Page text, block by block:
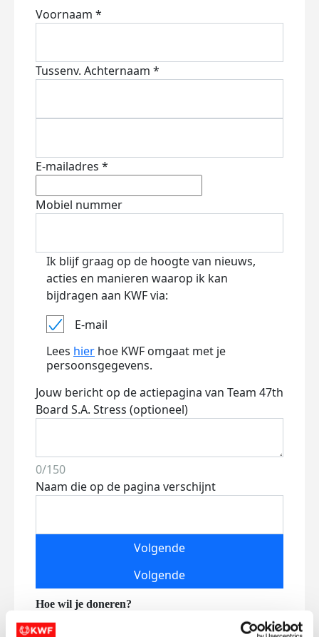
Voornaam *
Tussenv. Achternaam *
E-mailadres *
Mobiel nummer
Ik blijf graag op de hoogte van nieuws,
acties en manieren waarop ik kan
bijdragen aan KWF via:
E-mail
Lees hier hoe KWF omgaat met je
persoonsgegevens.
Jouw bericht op de actiepagina van Team 47th
Board S.A. Stress (optioneel)
0/150
Naam die op de pagina verschijnt
Volgende
Volgende